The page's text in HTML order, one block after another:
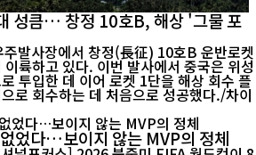
성큼… 창정 10호B, 해상 '그물 포
발사장에서 창정(長征) 10호B 운반로켓
륙하고 있다. 이번 발사에서 중국은 위성
투입한 데 이어 로켓 1단을 해상 회수 플
로 회수하는 데 처음으로 성공했다./차이
었다…보이지 않는 MVP의 정체